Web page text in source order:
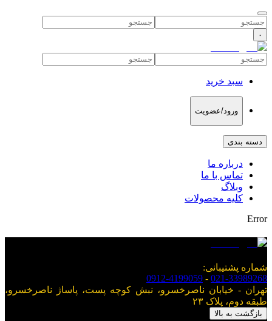
۰
سبد خرید
ورود/عضویت
دسته بندی
درباره ما
تماس با ما
وبلاگ
کلیه محصولات
Error
شماره پشتیبانی:
021-33989268
-
0912-4199059
تهران - خیابان ناصرخسرو، نبش کوچه پست، پاساژ ناصرخسرو،
طبقه دوم، پلاک ۲۳
بازگشت به بالا